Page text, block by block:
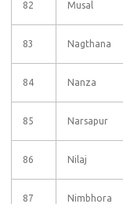
82 Musal
83 Nagthana
84 Nanza
85 Narsapur
86 Nilaj
87 Nimbhora